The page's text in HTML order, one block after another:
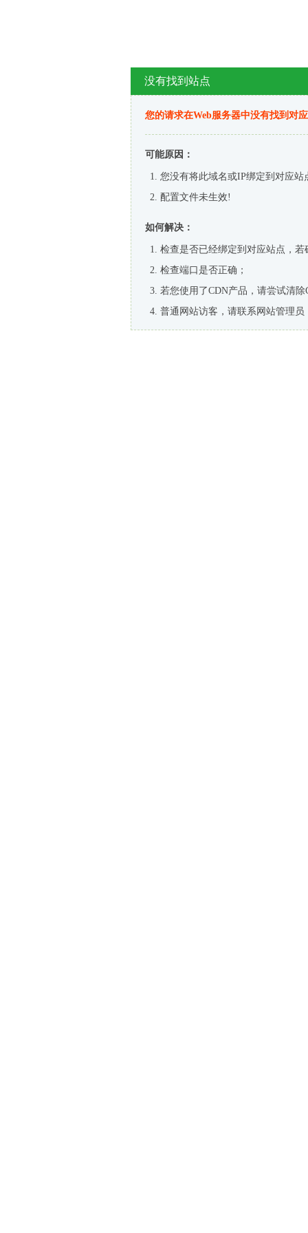
没有找到站点
您的请求在Web服务器中没有找到对
可能原因：
您没有将此域名或IP绑定到对应站
配置文件未生效!
如何解决：
检查是否已经绑定到对应站点，
检查端口是否正确；
若您使用了CDN产品，请尝试清除
普通网站访客，请联系网站管理员